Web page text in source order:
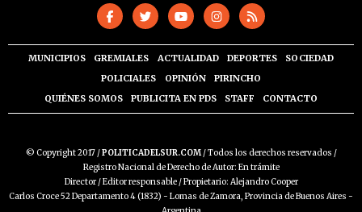
MUNICIPIOS GREMIALES ACTUALIDAD DEPORTES
SOCIEDAD
POLICIALES
OPINIÓN
PIRINCHO
QUIÉNES SOMOS
PUBLICITA EN PDS STAFF CONTACTO
© Copyright 2017 /POLITICADELSUR.COM/ Todos los derechos reservados /
Registro Nacional de Derecho de Autor: En trámite
Director / Editor responsable / Propietario: Alejandro Cooper
Carlos Croce 52 Departamento 4 (1832) - Lomas de Zamora, Provincia de Buenos Aires -